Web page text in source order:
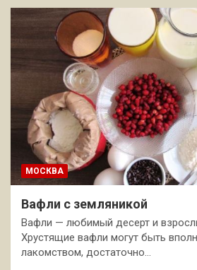
МОСКВА
Вафли с земляникой
Вафли — любимый десерт и
Хрустящие вафли могут быть
лакомством, достаточно…